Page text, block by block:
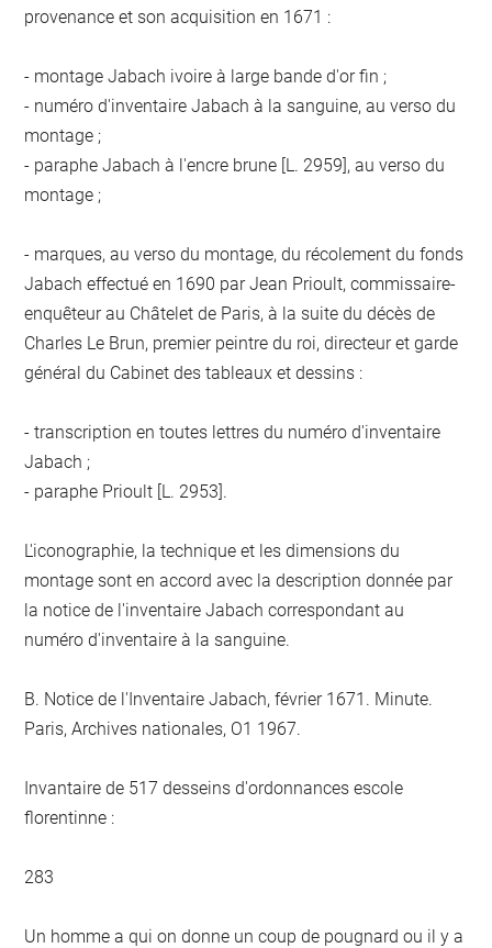
provenance et son acquisition en 1671 :
- montage Jabach ivoire à large bande d'or fin ;
- numéro d'inventaire Jabach à la sanguine, au verso du
montage ;
- paraphe Jabach à l'encre brune [L. 2959], au verso du
montage ;
- marques, au verso du montage, du récolement du fonds
Jabach effectué en 1690 par Jean Prioult, commissaire-
enquêteur au Châtelet de Paris, à la suite du décès de
Charles Le Brun, premier peintre du roi, directeur et garde
général du Cabinet des tableaux et dessins :
- transcription en toutes lettres du numéro d'inventaire
Jabach ;
- paraphe Prioult [L. 2953].
L'iconographie, la technique et les dimensions du
montage sont en accord avec la description donnée par
la notice de l'inventaire Jabach correspondant au
numéro d'inventaire à la sanguine.
B. Notice de l'Inventaire Jabach, février 1671. Minute.
Paris, Archives nationales, O1 1967.
Invantaire de 517 desseins d'ordonnances escole
florentinne :
283
Un homme a qui on donne un coup de pougnard ou il y a